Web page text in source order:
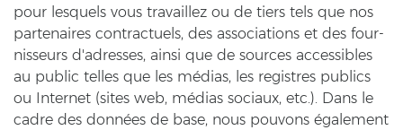
pour les­quels vous tra­vail­lez ou de tiers tels que nos
par­ten­aires con­trac­tu­els, des as­so­cia­ti­ons et des four­
nis­seurs d'adres­ses, ainsi que de sources ac­ces­si­bles
au pu­blic tel­les que les médias, les re­gis­tres pu­blics
ou In­ter­net (sites web, médias so­ci­aux, etc.). Dans le
cadre des données de base, nous pou­vons également